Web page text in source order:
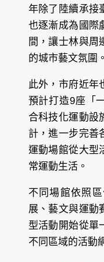
年除了陸續承接
也逐漸成為國際
間，讓士林與周
的城市藝文氛圍。
此外，市府近年
預計打造9座「
合科技化運動設
計，進一步完善
運動場館從大型
常運動生活。
不同場館依照
展、藝文與運動
型活動開始從單
不同區域的活動